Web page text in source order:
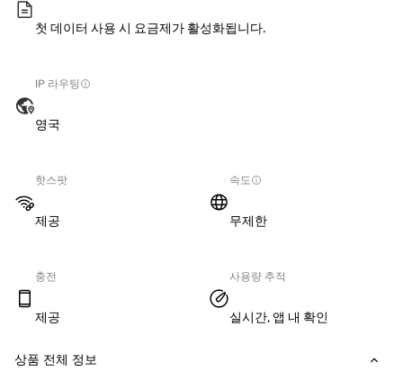
첫 데이터 사용 시 요금제가 활성화됩니다.
IP 라우팅
영국
핫스팟
제공
속도
무제한
충전
제공
사용량 추적
실시간, 앱 내 확인
상품 전체 정보